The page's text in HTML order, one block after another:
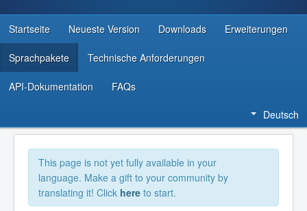
RESSOURCEN FÜR ENTWICKLER
Startseite Neueste Version Downloads Erweiterungen
Sprachpakete Technische Anforderungen
API-Dokumentation FAQs
Deutsch
This page is not yet fully available in your
language. Make a gift to your community by
translating it! Click here to start.